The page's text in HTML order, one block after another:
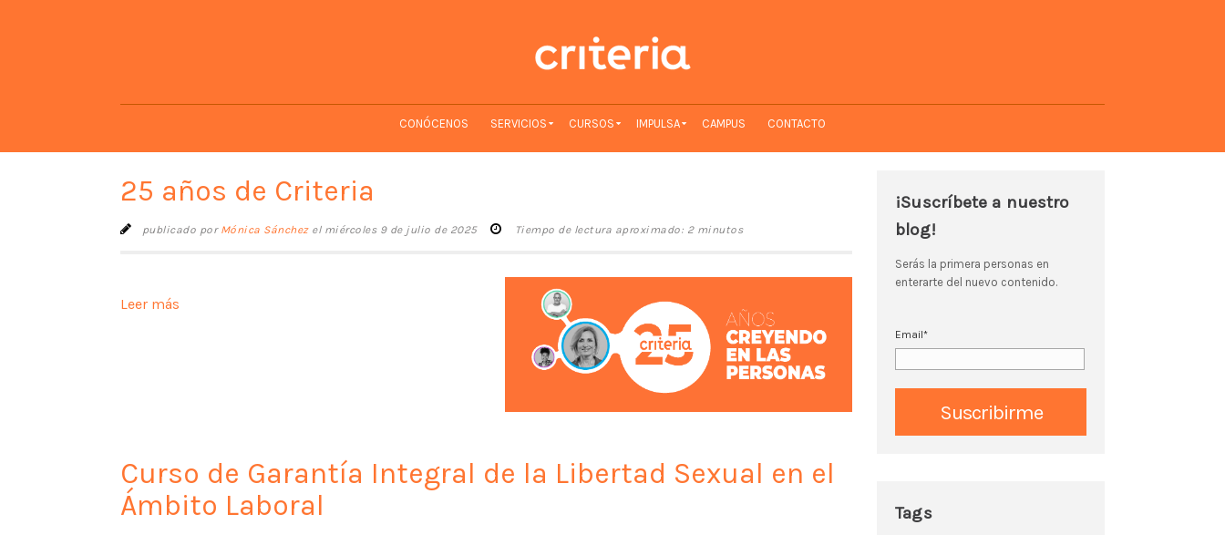
CONÓCENOS SERVICIOS CURSOS IMPULSA CAMPUS CONTACTO
25 años de Criteria
publicado por Mónica Sánchezel miércoles 9 de julio de 2025 Tiempo de lectura aproximado: 2 minutos
Leer más
Curso de Garantía Integral de la Libertad Sexual en el
Ámbito Laboral
¡Suscríbete a nuestro
blog!
Serás la primera personas en
enterarte del nuevo contenido.
Email*
Tags